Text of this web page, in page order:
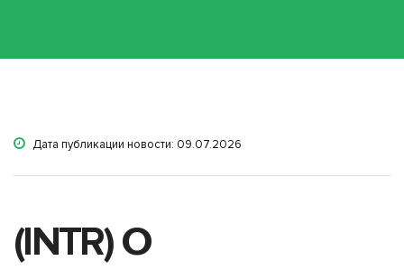
Дата публикации новости: 09.07.2026
(INTR) О